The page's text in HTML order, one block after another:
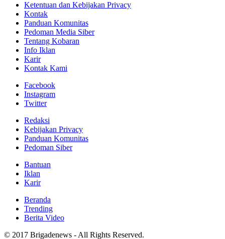
Ketentuan dan Kebijakan Privacy
Kontak
Panduan Komunitas
Pedoman Media Siber
Tentang Kobaran
Info Iklan
Karir
Kontak Kami
Facebook
Instagram
Twitter
Redaksi
Kebijakan Privacy
Panduan Komunitas
Pedoman Siber
Bantuan
Iklan
Karir
Beranda
Trending
Berita Video
© 2017 Brigadenews - All Rights Reserved.